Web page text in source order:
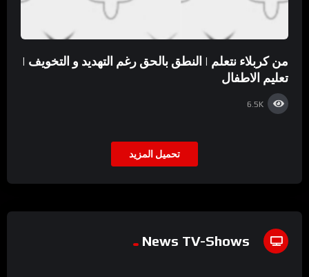
من كربلاء نتعلم | النطق بالحق رغم التهديد و التخويف |
تعليم الاطفال
6.5K
تحميل المزيد
News TV-Shows